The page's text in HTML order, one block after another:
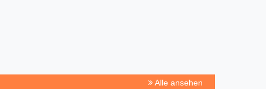
Alle ansehen